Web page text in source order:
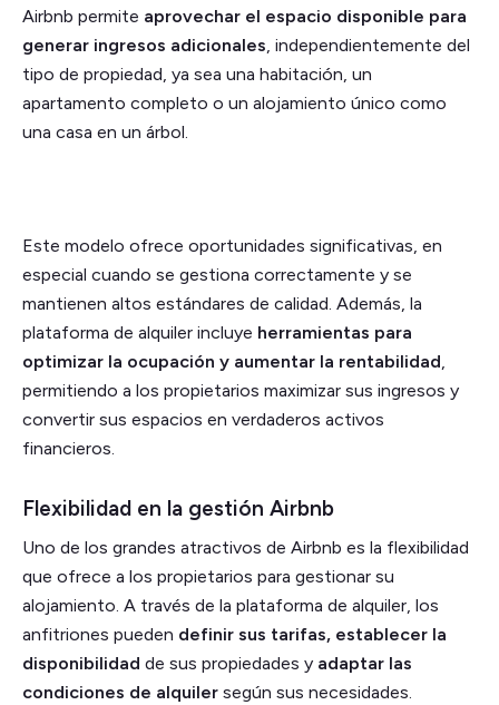
Airbnb permite aprovechar el espacio disponible para
generar ingresos adicionales, independientemente del
tipo de propiedad, ya sea una habitación, un
apartamento completo o un alojamiento único como
una casa en un árbol.
Este modelo ofrece oportunidades significativas, en
especial cuando se gestiona correctamente y se
mantienen altos estándares de calidad. Además, la
plataforma de alquiler incluye herramientas para
optimizar la ocupación y aumentar la rentabilidad,
permitiendo a los propietarios maximizar sus ingresos y
convertir sus espacios en verdaderos activos
financieros.
Flexibilidad en la gestión Airbnb
Uno de los grandes atractivos de Airbnb es la flexibilidad
que ofrece a los propietarios para gestionar su
alojamiento. A través de la plataforma de alquiler, los
anfitriones pueden definir sus tarifas, establecer la
disponibilidad de sus propiedades y adaptar las
condiciones de alquiler según sus necesidades.